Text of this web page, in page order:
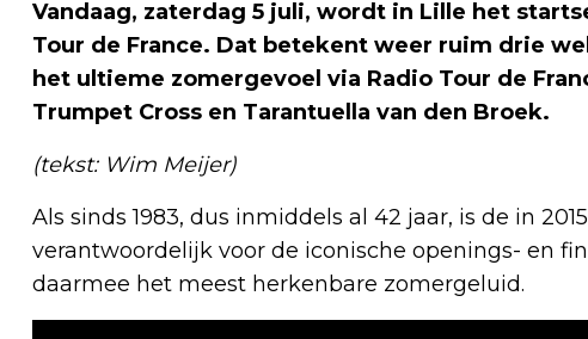
Vandaag, zaterdag 5 juli, wordt in Lille het
Tour de France. Dat betekent weer ruim drie
het ultieme zomergevoel via Radio Tour de
Trumpet Cross en Tarantuella van den Broek.
(tekst: Wim Meijer)
Als sinds 1983, dus inmiddels al 42 jaar, is de in
verantwoordelijk voor de iconische openings- en
daarmee het meest herkenbare zomergeluid.